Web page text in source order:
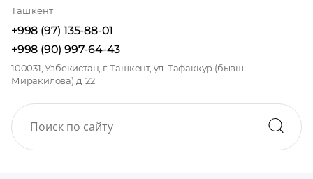
Ташкент
+998 (97) 135-88-01
+998 (90) 997-64-43
100031, Узбекистан, г. Ташкент, ул. Тафаккур (бывш.
Миракилова) д. 22